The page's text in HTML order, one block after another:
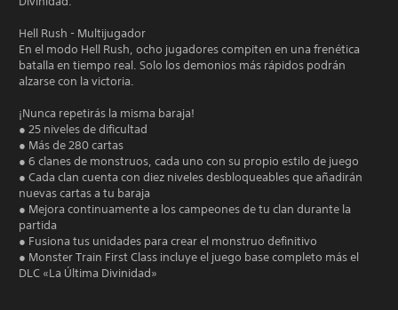
Hell Rush - Multijugador
En el modo Hell Rush, ocho jugadores compiten en una frenética
batalla en tiempo real. Solo los demonios más rápidos podrán
alzarse con la victoria.
¡Nunca repetirás la misma baraja!
● 25 niveles de dificultad
● Más de 280 cartas
● 6 clanes de monstruos, cada uno con su propio estilo de juego
● Cada clan cuenta con diez niveles desbloqueables que añadirán
nuevas cartas a tu baraja
● Mejora continuamente a los campeones de tu clan durante la
partida
● Fusiona tus unidades para crear el monstruo definitivo
● Monster Train First Class incluye el juego base completo más el
DLC «La Última Divinidad»